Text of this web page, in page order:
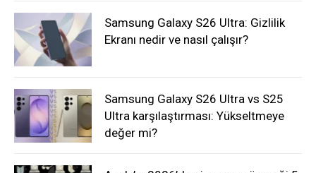
Samsung Galaxy S26 Ultra: Gizlilik
Ekranı nedir ve nasıl çalışır?
Samsung Galaxy S26 Ultra vs S25
Ultra karşılaştırması: Yükseltmeye
değer mi?